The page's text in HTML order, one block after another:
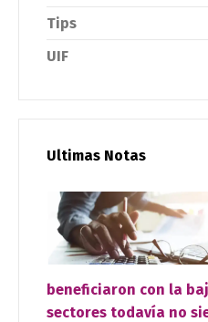
Tips
UIF
Ultimas Notas
beneficiaron con la
sectores todavía no